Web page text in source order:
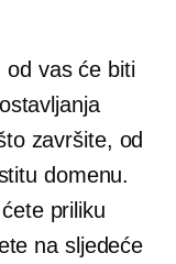
od vas će biti
završite, od
domenu.
priliku
na sljedeće